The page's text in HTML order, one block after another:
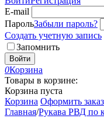
E-mail
ПарольЗабыли пароль?
Создать учетную запись
Запомнить
Войти
0Корзина
Товары в корзине:
Корзина пуста
Корзина Оформить заказ
Главная/Рукава РВД по